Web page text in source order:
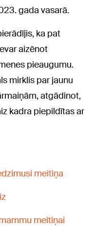
gada vasarā.
ka pat
aizēnot
pieaugumu.
mirklis par jaunu
atgādinot,
kadra piepildītas ar
meitiņa
meitiņai